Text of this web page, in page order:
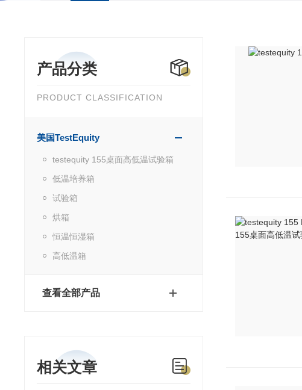
产品分类
PRODUCT CLASSIFICATION
美国TestEquity
testequity 155桌面高低温试验箱
低温培养箱
试验箱
烘箱
恒温恒湿箱
高低温箱
查看全部产品
相关文章